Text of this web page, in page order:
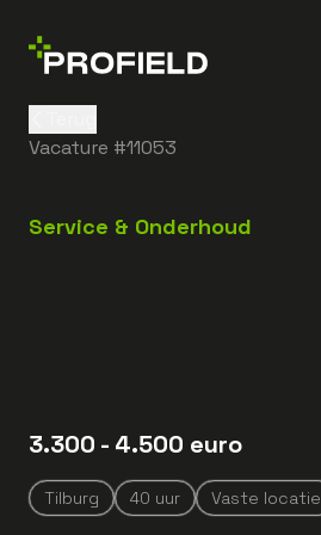
Service & Onderhoud
3.300 - 4.500 euro
Tilburg 40 uur Vaste locatie
Vacature #11053